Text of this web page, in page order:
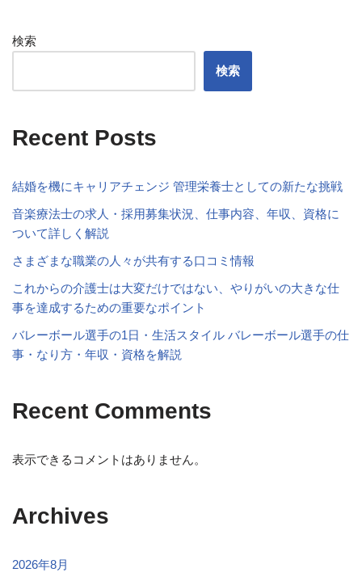
検索
検索
Recent Posts
結婚を機にキャリアチェンジ 管理栄養士としての新たな挑戦
音楽療法士の求人・採用募集状況、仕事内容、年収、資格に
ついて詳しく解説
さまざまな職業の人々が共有する口コミ情報
これからの介護士は大変だけではない、やりがいの大きな仕
事を達成するための重要なポイント
バレーボール選手の1日・生活スタイル バレーボール選手の仕
事・なり方・年収・資格を解説
Recent Comments
表示できるコメントはありません。
Archives
2026年8月